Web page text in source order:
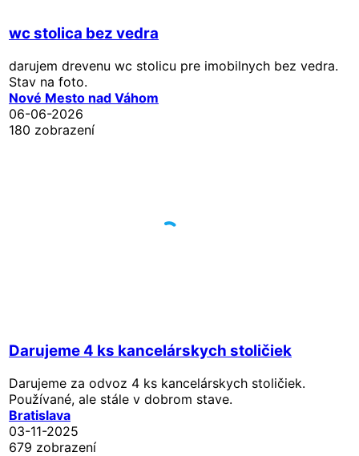
wc stolica bez vedra
darujem drevenu wc stolicu pre imobilnych bez vedra.
Stav na foto.
Nové Mesto nad Váhom
06-06-2026
180 zobrazení
Darujeme 4 ks kancelárskych stoličiek
Darujeme za odvoz 4 ks kancelárskych stoličiek.
Používané, ale stále v dobrom stave.
Bratislava
03-11-2025
679 zobrazení